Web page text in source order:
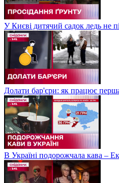
У Києві дитячий садок ледь не
Долати бар'єри: як працює
В Україні подорожчала кава –